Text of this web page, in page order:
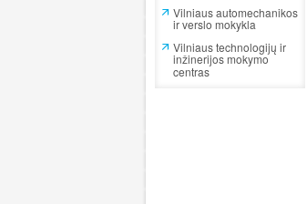
Vilniaus automechanikos
ir verslo mokykla
Vilniaus technologijų ir
inžinerijos mokymo
centras